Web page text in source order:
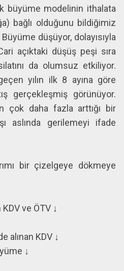
büyüme modelinin ithalata
bağlı olduğunu bildiğimiz
düşüyor, dolayısıyla
açıktaki düşüş peşi sıra
da olumsuz etkiliyor.
yılın ilk 8 ayına göre
gerçekleşmiş görünüyor.
çok daha fazla arttığı bir
aslında gerilemeyi ifade
bir çizelgeye dökmeye
KDV ve ÖTV ↓
alınan KDV ↓
↓